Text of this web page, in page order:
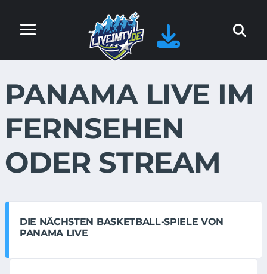
PANAMA LIVE IM
FERNSEHEN
ODER STREAM
DIE NÄCHSTEN BASKETBALL-SPIELE VON
PANAMA LIVE